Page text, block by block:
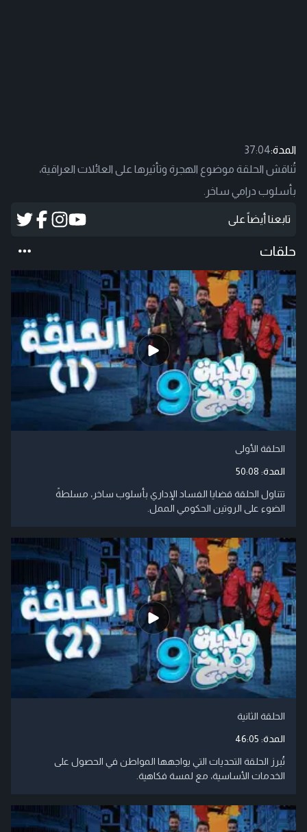
المدة:37:04
تُناقش الحلقة موضوع الهجرة وتأثيرها على العائلات العراقية،
بأسلوب درامي ساخر.​
تابعنا أيضاً على
حلقات
الحلقة الأولى
المدة: 50:08
تتناول الحلقة قضايا الفساد الإداري بأسلوب ساخر، مسلطةً
الضوء على الروتين الحكومي الممل.​
الحلقة الثانية
المدة: 46:05
تُبرز الحلقة التحديات التي يواجهها المواطن في الحصول على
الخدمات الأساسية، مع لمسة فكاهية.​